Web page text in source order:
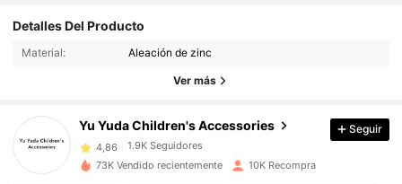
Detalles Del Producto
Material: Aleación de zinc
Ver más
Yu Yuda Children's Accessories
4,86
1.9K Seguidores
4,86 1.9K Seguidores
Seguir
73K Vendido recientemente 10K Recompra